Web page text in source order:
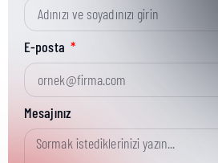
Kısa Parça No:
Ürün Grubu:
Ürün Kategorisi:
E-posta
Mesajınız